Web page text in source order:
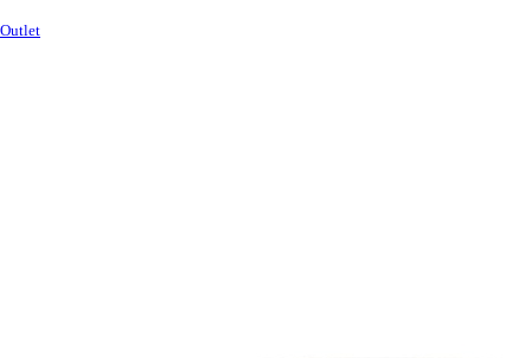
Outlet